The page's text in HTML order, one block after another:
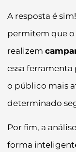
A resposta é
permitem que
realizem
essa
o público mais
determinado
Por fim, a
forma